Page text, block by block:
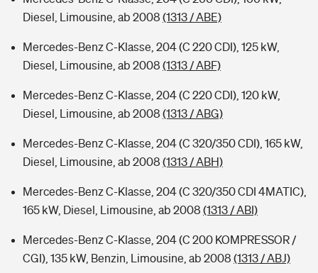
Diesel, Limousine, ab 2008 (1313 / ABE)
Mercedes-Benz C-Klasse, 204 (C 220 CDI), 125 kW,
Diesel, Limousine, ab 2008 (1313 / ABF)
Mercedes-Benz C-Klasse, 204 (C 220 CDI), 120 kW,
Diesel, Limousine, ab 2008 (1313 / ABG)
Mercedes-Benz C-Klasse, 204 (C 320/350 CDI), 165 kW,
Diesel, Limousine, ab 2008 (1313 / ABH)
Mercedes-Benz C-Klasse, 204 (C 320/350 CDI 4MATIC),
165 kW, Diesel, Limousine, ab 2008 (1313 / ABI)
Mercedes-Benz C-Klasse, 204 (C 200 KOMPRESSOR /
CGI), 135 kW, Benzin, Limousine, ab 2008 (1313 / ABJ)